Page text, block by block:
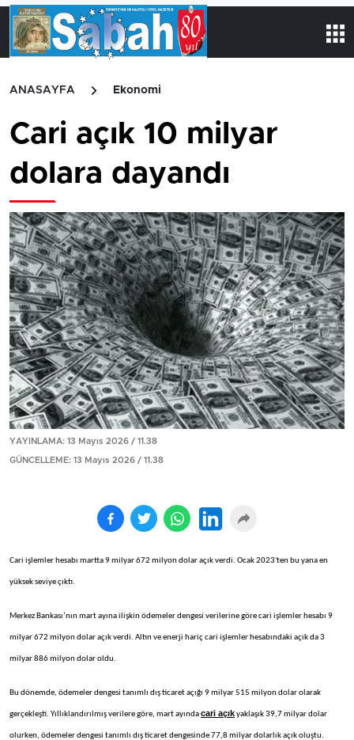
ANASAYFA Ekonomi
Cari açık 10 milyar
dolara dayandı
YAYINLAMA: 13 Mayıs 2026 / 11.38
GÜNCELLEME: 13 Mayıs 2026 / 11.38
Cari işlemler hesabı martta 9 milyar 672 milyon dolar açık verdi. Ocak 2023'ten bu yana en
yüksek seviye çıktı.
Merkez Bankası’nın mart ayına ilişkin ödemeler dengesi verilerine göre cari işlemler hesabı 9
milyar 672 milyon dolar açık verdi. Altın ve enerji hariç cari işlemler hesabındaki açık da 3
milyar 886 milyon dolar oldu.
Bu dönemde, ödemeler dengesi tanımlı dış ticaret açığı 9 milyar 515 milyon dolar olarak
gerçekleşti. Yıllıklandırılmış verilere göre, mart ayındacari açıkyaklaşık 39,7 milyar dolar
olurken, ödemeler dengesi tanımlı dış ticaret dengesinde 77,8 milyar dolarlık açık oluştu.